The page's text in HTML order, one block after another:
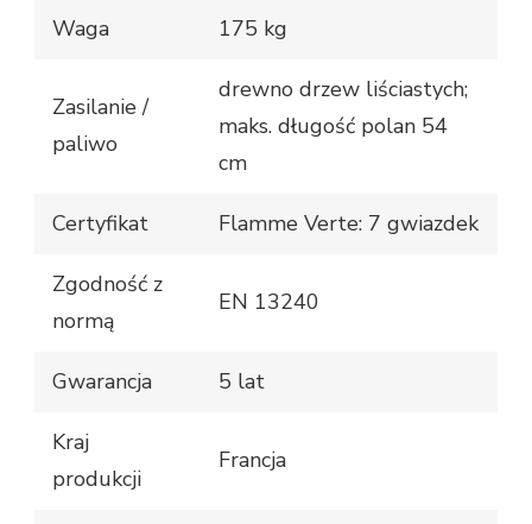
Waga 175 kg
Zasilanie /
paliwo
drewno drzew liściastych;
maks. długość polan 54
cm
Certyfikat Flamme Verte: 7 gwiazdek
Zgodność z
normą
EN 13240
Gwarancja 5 lat
Kraj
produkcji
Francja